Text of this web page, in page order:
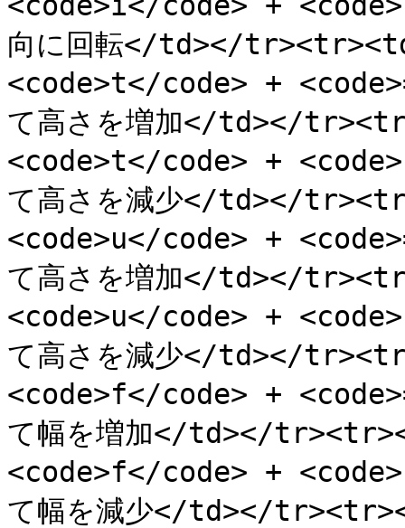
向に回転</td></
<code>t</code> +
て高さを増加</td></
<code>t</code> +
て高さを減少</td></
<code>u</code> +
て高さを増加</td></
<code>u</code> +
て高さを減少</td></
<code>f</code> +
て幅を増加</td></
<code>f</code> +
て幅を減少</td></